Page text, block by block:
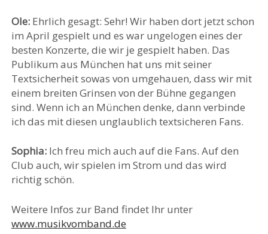
Ole:Ehrlich gesagt: Sehr! Wir haben dort jetzt schon
im April gespielt und es war ungelogen eines der
besten Konzerte, die wir je gespielt haben. Das
Publikum aus München hat uns mit seiner
Textsicherheit sowas von umgehauen, dass wir mit
einem breiten Grinsen von der Bühne gegangen
sind. Wenn ich an München denke, dann verbinde
ich das mit diesen unglaublich textsicheren Fans.
Sophia:Ich freu mich auch auf die Fans. Auf den
Club auch, wir spielen im Strom und das wird
richtig schön.
Weitere Infos zur Band findet Ihr unter
www.musikvomband.de